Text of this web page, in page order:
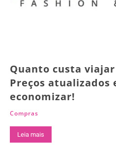
Quanto custa
Preços atualizados
economizar!
Compras
Leia mais